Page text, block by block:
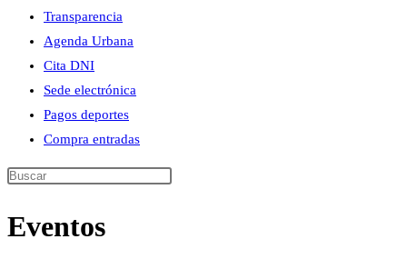
Transparencia
Agenda Urbana
Cita DNI
Sede electrónica
Pagos deportes
Compra entradas
Buscar
esta
Eventos